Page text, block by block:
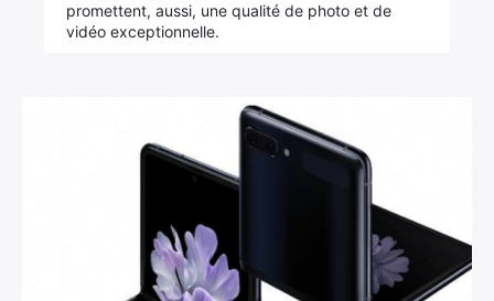
promettent, aussi, une qualité de photo et de
vidéo exceptionnelle.